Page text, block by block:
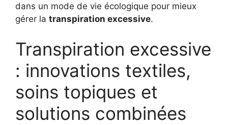
dans un mode de vie écologique pour mieux
gérer la transpiration excessive.
Transpiration excessive
: innovations textiles,
soins topiques et
solutions combinées